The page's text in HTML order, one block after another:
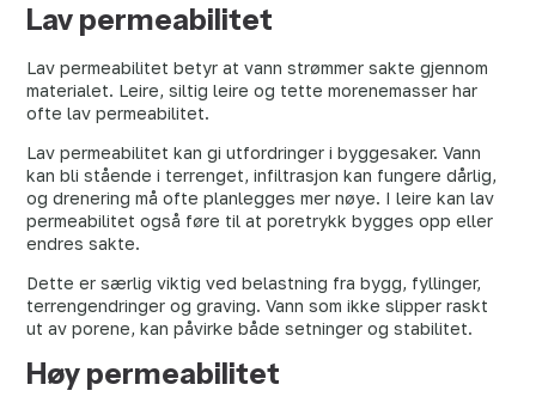
Lav permeabilitet
Lav permeabilitet betyr at vann strømmer sakte gjennom
materialet. Leire, siltig leire og tette morenemasser har
ofte lav permeabilitet.
Lav permeabilitet kan gi utfordringer i byggesaker. Vann
kan bli stående i terrenget, infiltrasjon kan fungere dårlig,
og drenering må ofte planlegges mer nøye. I leire kan lav
permeabilitet også føre til at poretrykk bygges opp eller
endres sakte.
Dette er særlig viktig ved belastning fra bygg, fyllinger,
terrengendringer og graving. Vann som ikke slipper raskt
ut av porene, kan påvirke både setninger og stabilitet.
Høy permeabilitet